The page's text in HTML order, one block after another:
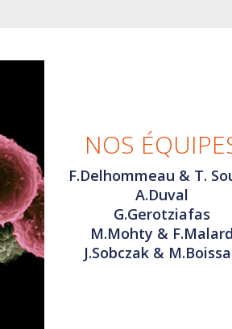
NOS
F.Delhommeau & T.
A.Duval
G.Gerotziafas
M.Mohty & F.Malard
J.Sobczak &